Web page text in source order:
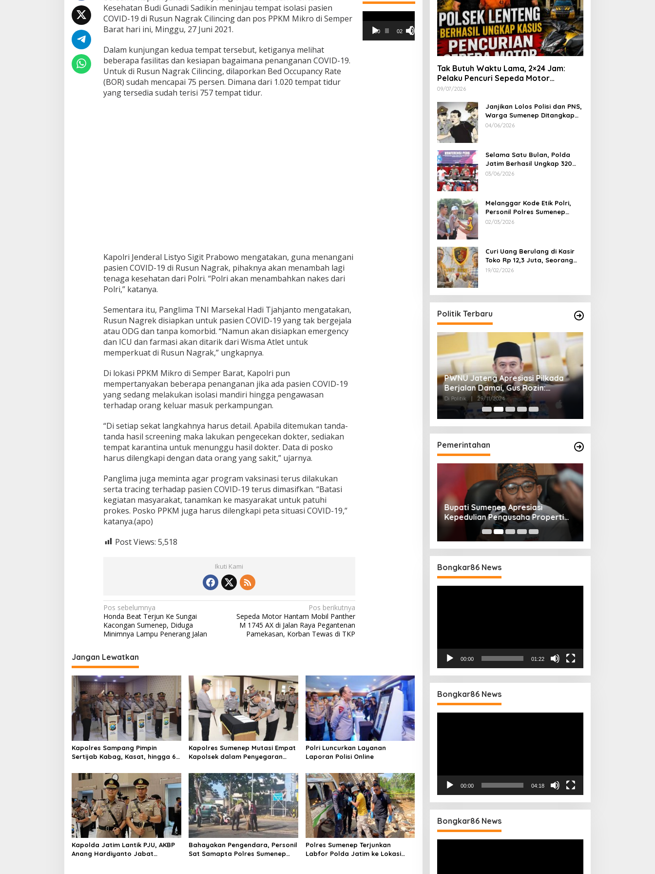
u
n
a
r
a
k
d
a
n
Kesehatan Budi Gunadi Sadikin meninjau tempat isolasi pasien
COVID-19 di Rusun Nagrak Cilincing dan pos PPKM Mikro di Semper
Barat hari ini, Minggu, 27 Juni 2021.
Dalam kunjungan kedua tempat tersebut, ketiganya melihat
beberapa fasilitas dan kesiapan bagaimana penanganan COVID-19.
Untuk di Rusun Nagrak Cilincing, dilaporkan Bed Occupancy Rate
(BOR) sudah mencapai 75 persen. Dimana dari 1.020 tempat tidur
yang tersedia sudah terisi 757 tempat tidur.
Kapolri Jenderal Listyo Sigit Prabowo mengatakan, guna menangani
pasien COVID-19 di Rusun Nagrak, pihaknya akan menambah lagi
tenaga kesehatan dari Polri. “Polri akan menambahkan nakes dari
Polri,” katanya.
Sementara itu, Panglima TNI Marsekal Hadi Tjahjanto mengatakan,
Rusun Nagrek disiapkan untuk pasien COVID-19 yang tak bergejala
atau ODG dan tanpa komorbid. “Namun akan disiapkan emergency
dan ICU dan farmasi akan ditarik dari Wisma Atlet untuk
memperkuat di Rusun Nagrak,” ungkapnya.
Di lokasi PPKM Mikro di Semper Barat, Kapolri pun
mempertanyakan beberapa penanganan jika ada pasien COVID-19
yang sedang melakukan isolasi mandiri hingga pengawasan
terhadap orang keluar masuk perkampungan.
“Di setiap sekat langkahnya harus detail. Apabila ditemukan tanda-
tanda hasil screening maka lakukan pengecekan dokter, sediakan
tempat karantina untuk menunggu hasil dokter. Data di posko
harus dilengkapi dengan data orang yang sakit,” ujarnya.
Panglima juga meminta agar program vaksinasi terus dilakukan
serta tracing terhadap pasien COVID-19 terus dimasifkan. “Batasi
kegiatan masyarakat, tanamkan ke masyarakat untuk patuhi
prokes. Posko PPKM juga harus dilengkapi peta situasi COVID-19,”
katanya.(apo)
Post Views: 5,518
Ikuti Kami
N
a
v
i
g
a
s
i
p
o
s
Pos sebelumnya
Honda Beat Terjun Ke Sungai
Kacongan Sumenep, Diduga
Minimnya Lampu Penerang Jalan
Pos berikutnya
Sepeda Motor Hantam Mobil Panther
M 1745 AX di Jalan Raya Pegantenan
Pamekasan, Korban Tewas di TKP
Video
00:00 02:42
Jangan Lewatkan
Kapolres Sampang Pimpin
Sertijab Kabag, Kasat, hingga 6
Kapolres Sumenep Mutasi Empat
Kapolsek dalam Penyegaran
Polri Luncurkan Layanan
Laporan Polisi Online
Kapolda Jatim Lantik PJU, AKBP
Anang Hardiyanto Jabat
Bahayakan Pengendara, Personil
Sat Samapta Polres Sumenep
Polres Sumenep Terjunkan
Labfor Polda Jatim ke Lokasi
Tak Butuh Waktu Lama, 2×24 Jam:
Pelaku Pencuri Sepeda Motor
Langsung Diringkus Polsek Lenteng di
09/07/2026
Janjikan Lolos Polisi dan PNS,
Warga Sumenep Ditangkap
Polres Sampang, Korban Rugi
04/06/2026
Selama Satu Bulan, Polda
Jatim Berhasil Ungkap 320
Kasus Kejahatan Jalanan, BB
03/06/2026
Melanggar Kode Etik Polri,
Personil Polres Sumenep
Dipecat
02/03/2026
Curi Uang Berulang di Kasir
Toko Rp 12,3 Juta, Seorang
Pemuda Diamankan Tim
19/02/2026
Politik Terbaru
Serentak 2024 Berjalan Lancar
dan Kondusif
Di Politik
PWNU Jateng Apresiasi Pilkada
Berjalan Damai, Gus Rozin:
Cerminan Kedewasaan Politik
Masyarakat
Di Politik | 29/11/2024
Pemerintahan
Pemkab Sumenep Salurkan
Tunjangan Guru Ngaji, Bupati
Bupati Sumenep Apresiasi
Kepedulian Pengusaha Properti
Bantu Korban Gempa
Bongkar86 News
00:00 01:22
Bongkar86 News
00:00 04:18
Bongkar86 News